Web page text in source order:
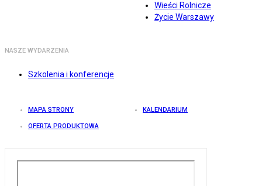
Wieści Rolnicze
Życie Warszawy
NASZE WYDARZENIA
Szkolenia i konferencje
MAPA STRONY KALENDARIUM
OFERTA PRODUKTOWA